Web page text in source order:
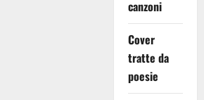
canzoni
Cover
tratte da
poesie